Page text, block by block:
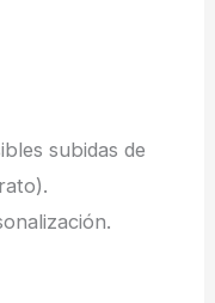
subidas de